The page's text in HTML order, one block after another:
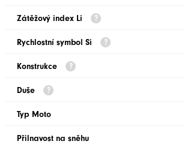
Zátěžový index Li
Rychlostní symbol Si
Konstrukce
Duše
Typ Moto
Přilnavost na sněhu